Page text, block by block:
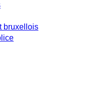
bruxellois